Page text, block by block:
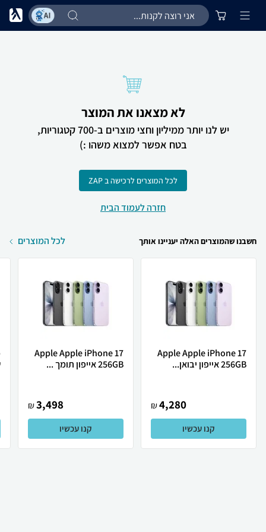
לא מצאנו את המוצר
יש לנו יותר ממיליון וחצי מוצרים ב-700 קטגוריות,
בטח אפשר למצוא משהו :)
לכל המוצרים לרכישה ב ZAP
חזרה לעמוד הבית
חשבנו שהמוצרים האלה יעניינו אותך לכל המוצרים
Apple Apple iPhone 17
256GB אייפון יבואן...
4,280
₪
קנו עכשיו
Apple Apple iPhone 17
256GB אייפון תומך ...
3,498
₪
קנו עכשיו